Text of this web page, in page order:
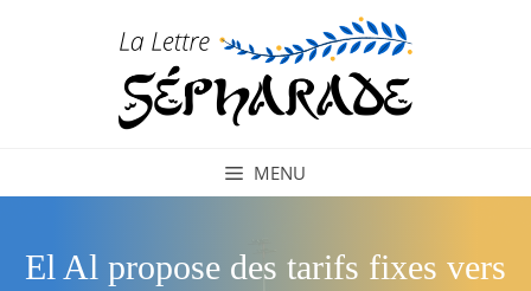
MENU
El Al propose des tarifs fixes vers